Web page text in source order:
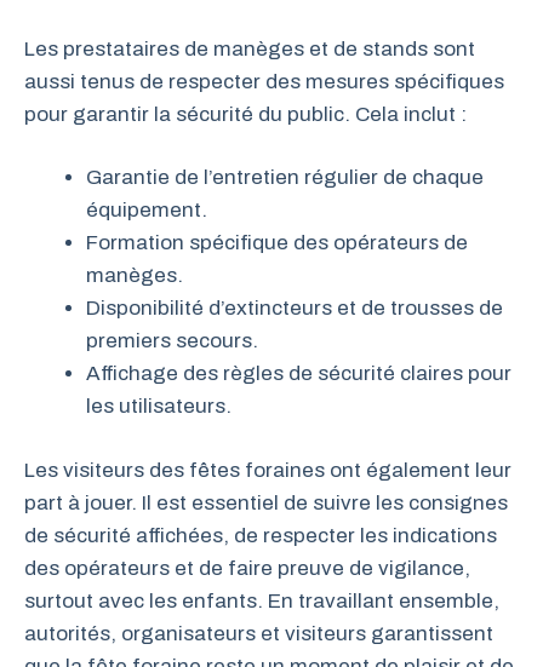
Les prestataires de manèges et de stands sont
aussi tenus de respecter des mesures spécifiques
pour garantir la sécurité du public. Cela inclut :
Garantie de l’entretien régulier de chaque
équipement.
Formation spécifique des opérateurs de
manèges.
Disponibilité d’extincteurs et de trousses de
premiers secours.
Affichage des règles de sécurité claires pour
les utilisateurs.
Les visiteurs des fêtes foraines ont également leur
part à jouer. Il est essentiel de suivre les consignes
de sécurité affichées, de respecter les indications
des opérateurs et de faire preuve de vigilance,
surtout avec les enfants. En travaillant ensemble,
autorités, organisateurs et visiteurs garantissent